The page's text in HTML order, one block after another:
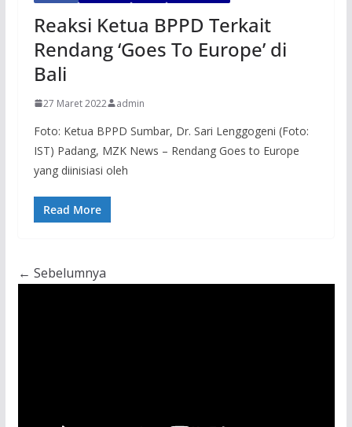
Reaksi Ketua BPPD Terkait
Rendang ‘Goes To Europe’ di
Bali
27 Maret 2022 admin
Foto: Ketua BPPD Sumbar, Dr. Sari Lenggogeni (Foto:
IST) Padang, MZK News – Rendang Goes to Europe
yang diinisiasi oleh
Read More
← Sebelumnya